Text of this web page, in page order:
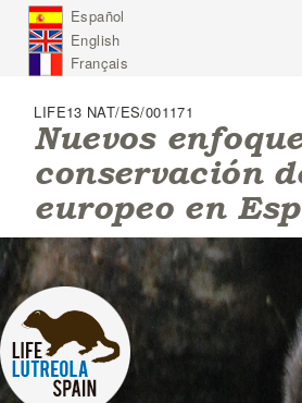
n
Español
English
Français
LIFE13 NAT/ES/001171
Nuevos
conservación
europeo en